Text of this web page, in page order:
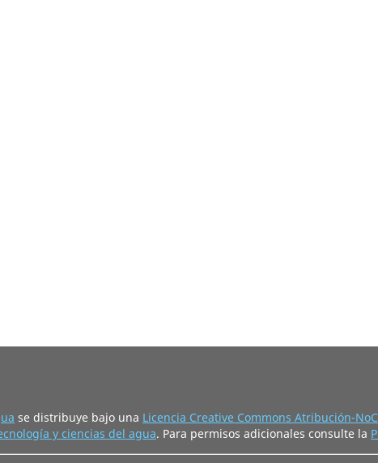
se distribuye bajo una Licencia Creative Commons Atribución-
y ciencias del agua. Para permisos adicionales consulte la